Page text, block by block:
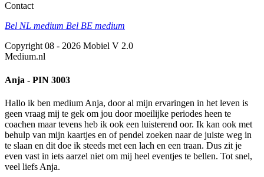
Contact
Bel NL medium Bel BE medium
Copyright 08 - 2026 Mobiel V 2.0
Medium.nl
Anja - PIN 3003
Hallo ik ben medium Anja, door al mijn ervaringen in het leven is
geen vraag mij te gek om jou door moeilijke periodes heen te
coachen maar tevens heb ik ook een luisterend oor. Ik kan ook met
behulp van mijn kaartjes en of pendel zoeken naar de juiste weg in
te slaan en dit doe ik steeds met een lach en een traan. Dus zit je
even vast in iets aarzel niet om mij heel eventjes te bellen. Tot snel,
veel liefs Anja.